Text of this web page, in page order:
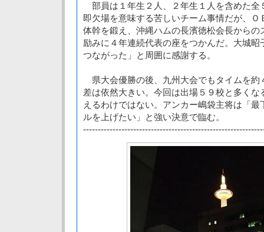
部員は１年生２人、２年生１人を含めた全
即欠場を意味する苦しいチーム事情だが、
体幹を鍛え、沖縄ハムの長濱徳松会長からの
励みに４年連続代表の座をつかんだ。大城
つながった」と周囲に感謝する。
県大会優勝の後、九州大会でもタイムを約
差は依然大きい。今回は出場５９校と多く
えるわけではない。アンカー嶋袋主将は「
ルを上げたい」と強い決意で臨む。